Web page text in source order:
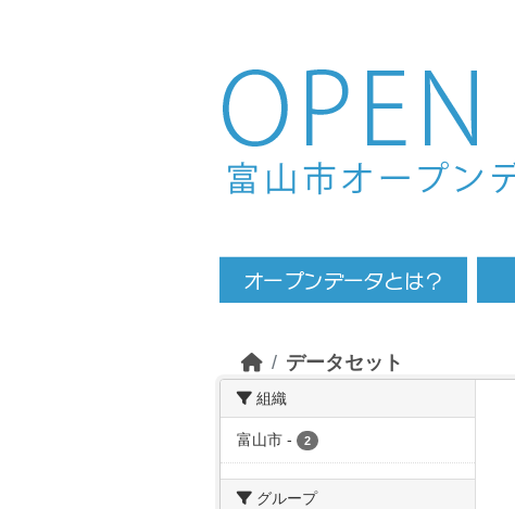
Skip to main content
データセット
組織
富山市 - 2
グループ